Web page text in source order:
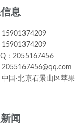
息
15901374209
15901374209
：2055167456
2055167456@qq.com
国·北京石景山区苹
闻